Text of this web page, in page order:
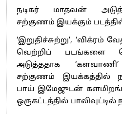
நடிகர் மாதவன்
சற்குணம் இயக்கும்
‘இறுதிச்சுற்று’, ‘விக்ரம்
வெற்றிப் படங்களை
அடுத்ததாக
சற்குணம் இயக்கத்தில்
பாய் இமேஜுடன்
ஒருகட்டத்தில் பாலிவுட்டில்